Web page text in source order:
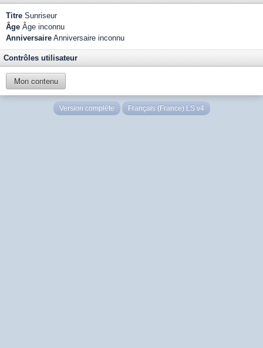
Titre Sunriseur
Âge Âge inconnu
Anniversaire Anniversaire inconnu
Contrôles utilisateur
Mon contenu
Version complète Français (France) LS v4